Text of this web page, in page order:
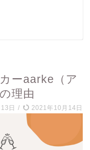
ーaarke（ア
理由
日 / 2021年10月14日